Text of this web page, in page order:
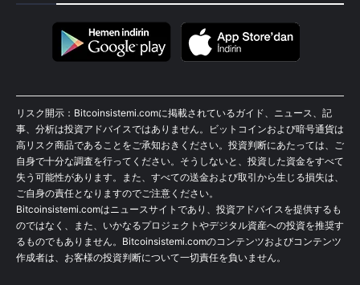
リスク開示：Bitcoinsistemi.comに掲載されているガイド、ニュース、記
事、分析は投資アドバイスではありません。ビットコインおよび暗号通貨は
高リスク商品であることをご承知おきください。投資判断にあたっては、ご
自身で十分な調査を行ってください。そうしないと、投資した資金をすべて
失う可能性があります。また、すべての送金および取引から生じる損失は、
ご自身の責任となりますのでご注意ください。
Bitcoinsistemi.comはニュースサイトであり、投資アドバイスを提供するも
のではなく、また、いかなるプロジェクトやデジタル資産への投資を推奨す
るものでもありません。Bitcoinsistemi.comのコンテンツおよびコンテンツ
作成者は、お客様の投資判断について一切責任を負いません。